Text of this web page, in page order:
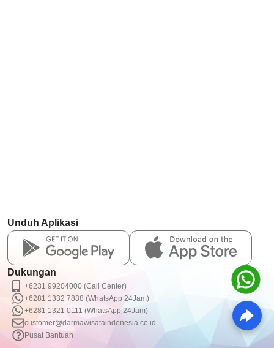
Dukungan
+6231 99204000 (Call Center)
+6281 1332 7888 (WhatsApp 24Jam)
+6281 1321 0111 (WhatsApp 24Jam)
customer@darmawisataindonesia.co.id
Pusat Bantuan
Unduh Aplikasi